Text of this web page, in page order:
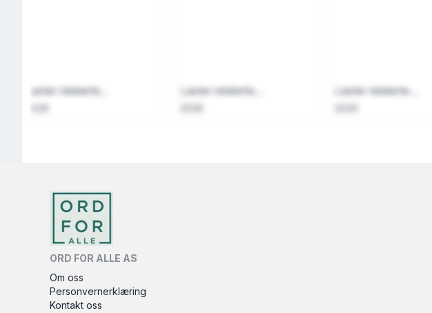
Laster relaterte... Laster relaterte... Laster relaterte...
ORD FOR ALLE AS
Om oss
Personvernerklæring
Kontakt oss